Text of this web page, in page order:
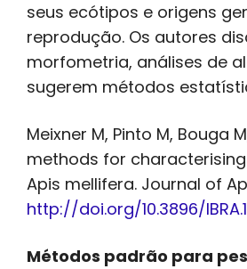
seus ecótipos e origens
reprodução. Os autores
morfometria, análises de
sugerem métodos
Meixner M, Pinto M, Bouga
methods for
Apis mellifera. Journal of
http://doi.org/10.3896/
Métodos padrão para